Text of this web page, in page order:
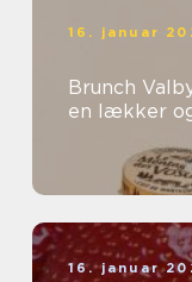
16. januar
Brunch
en lækker
16. januar